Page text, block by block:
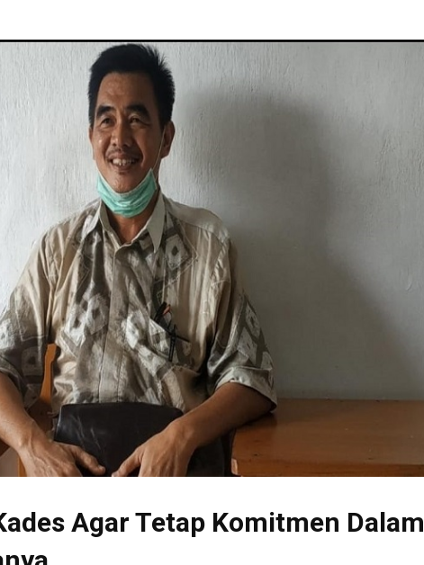
Agar Tetap Komitmen Dalam